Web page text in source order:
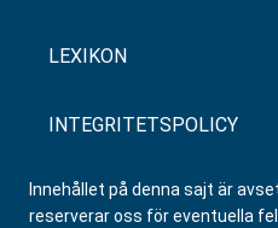
LEXIKON
INTEGRITETSPOLICY
Innehållet på denna sajt är
reserverar oss för eventuella